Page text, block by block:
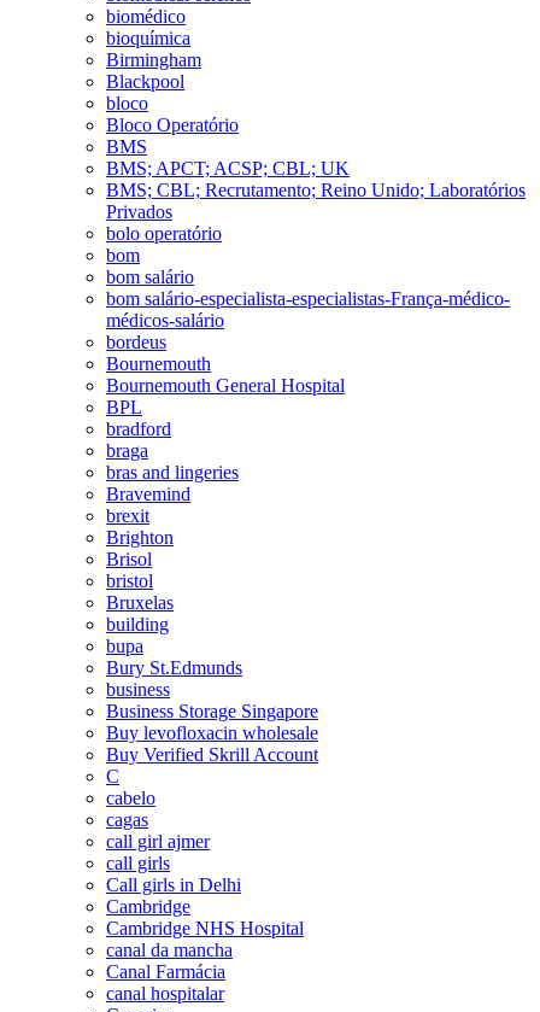
biomédico
bioquímica
Birmingham
Blackpool
bloco
Bloco Operatório
BMS
BMS; APCT; ACSP; CBL; UK
BMS; CBL; Recrutamento; Reino Unido; Laboratórios
Privados
bolo operatório
bom
bom salário
bom salário-especialista-especialistas-França-médico-
médicos-salário
bordeus
Bournemouth
Bournemouth General Hospital
BPL
bradford
braga
bras and lingeries
Bravemind
brexit
Brighton
Brisol
bristol
Bruxelas
building
bupa
Bury St.Edmunds
business
Business Storage Singapore
Buy levofloxacin wholesale
Buy Verified Skrill Account
C
cabelo
cagas
call girl ajmer
call girls
Call girls in Delhi
Cambridge
Cambridge NHS Hospital
canal da mancha
Canal Farmácia
canal hospitalar